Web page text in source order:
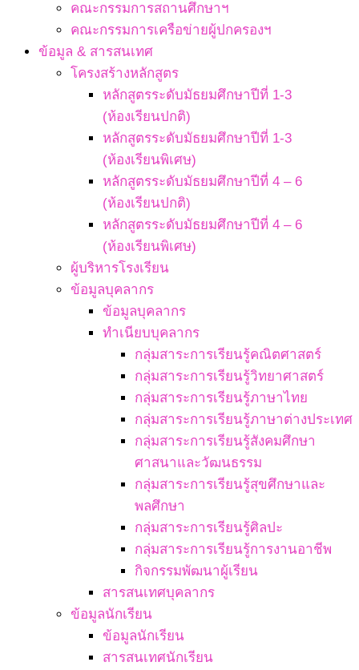
คณะกรรมการสถานศึกษาฯ
คณะกรรมการเครือข่ายผู้ปกครองฯ
ข้อมูล & สารสนเทศ
โครงสร้างหลักสูตร
หลักสูตรระดับมัธยมศึกษาปีที่ 1-3
(ห้องเรียนปกติ)
หลักสูตรระดับมัธยมศึกษาปีที่ 1-3
(ห้องเรียนพิเศษ)
หลักสูตรระดับมัธยมศึกษาปีที่ 4 – 6
(ห้องเรียนปกติ)
หลักสูตรระดับมัธยมศึกษาปีที่ 4 – 6
(ห้องเรียนพิเศษ)
ผู้บริหารโรงเรียน
ข้อมูลบุคลากร
ข้อมูลบุคลากร
ทำเนียบบุคลากร
กลุ่มสาระการเรียนรู้คณิตศาสตร์
กลุ่มสาระการเรียนรู้วิทยาศาสตร์
กลุ่มสาระการเรียนรู้ภาษาไทย
กลุ่มสาระการเรียนรู้ภาษาต่างประเทศ
กลุ่มสาระการเรียนรู้สังคมศึกษา
ศาสนาและวัฒนธรรม
กลุ่มสาระการเรียนรู้สุขศึกษาและ
พลศึกษา
กลุ่มสาระการเรียนรู้ศิลปะ
กลุ่มสาระการเรียนรู้การงานอาชีพ
กิจกรรมพัฒนาผู้เรียน
สารสนเทศบุคลากร
ข้อมูลนักเรียน
ข้อมูลนักเรียน
สารสนเทศนักเรียน